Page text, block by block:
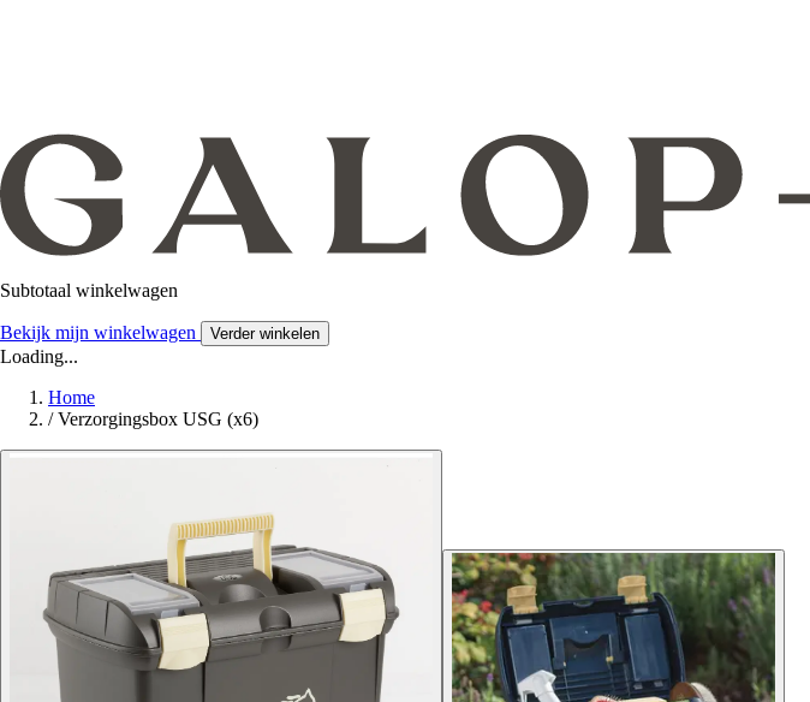
Subtotaal winkelwagen
Bekijk mijn winkelwagen Verder winkelen
Loading...
Home
/ Verzorgingsbox USG (x6)